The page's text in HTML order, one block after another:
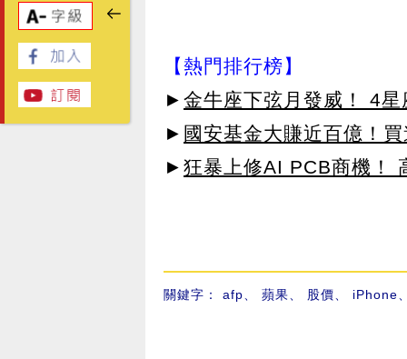
【熱門排行榜】
► 金牛座下弦月發威！ 4
► 國安基金大賺近百億！
► 狂暴上修AI PCB商機！
關鍵字： afp、 蘋果、 股價、 iPhone